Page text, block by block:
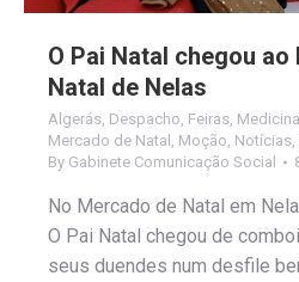
O Pai Natal chegou
Natal de Nelas
Algerás Despacho Feiras
Mercado de Natal
Moção Notícias
By Gabinete Comunicação Social
No Mercado de Natal em
O Pai Natal chegou de
seus duendes num desfile